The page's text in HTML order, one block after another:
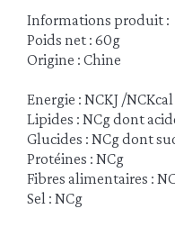
Informations produit :
Poids net : 60g
Origine : Chine
Energie : NCKJ /NCKcal
Lipides : NCg dont
Glucides : NCg dont
Protéines : NCg
Fibres alimentaires :
Sel : NCg